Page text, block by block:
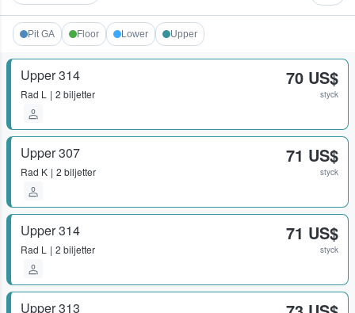
Pit GA Floor Lower Upper
Upper 314
Rad L 2 biljetter
70 US$
styck
Upper 307
Rad K 2 biljetter
71 US$
styck
Upper 314
Rad L 2 biljetter
71 US$
styck
Upper 313